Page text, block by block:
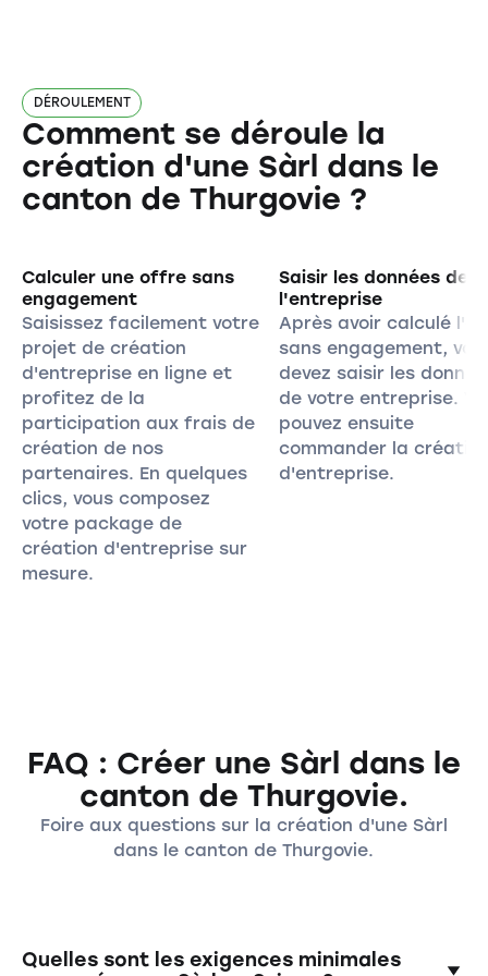
DÉROULEMENT
Comment se déroule la
création d'une Sàrl dans le
canton de Thurgovie ?
Calculer une offre sans
engagement
Saisissez facilement votre
projet de création
d'entreprise en ligne et
profitez de la
participation aux frais de
création de nos
partenaires. En quelques
clics, vous composez
votre package de
création d'entreprise sur
mesure.
Saisir les données de
l'entreprise
Après avoir calculé
sans engagement,
devez saisir les
de votre entreprise.
pouvez ensuite
commander la
d'entreprise.
FAQ : Créer une Sàrl dans le
canton de Thurgovie.
Foire aux questions sur la création d'une Sàrl
dans le canton de Thurgovie.
Quelles sont les exigences minimales